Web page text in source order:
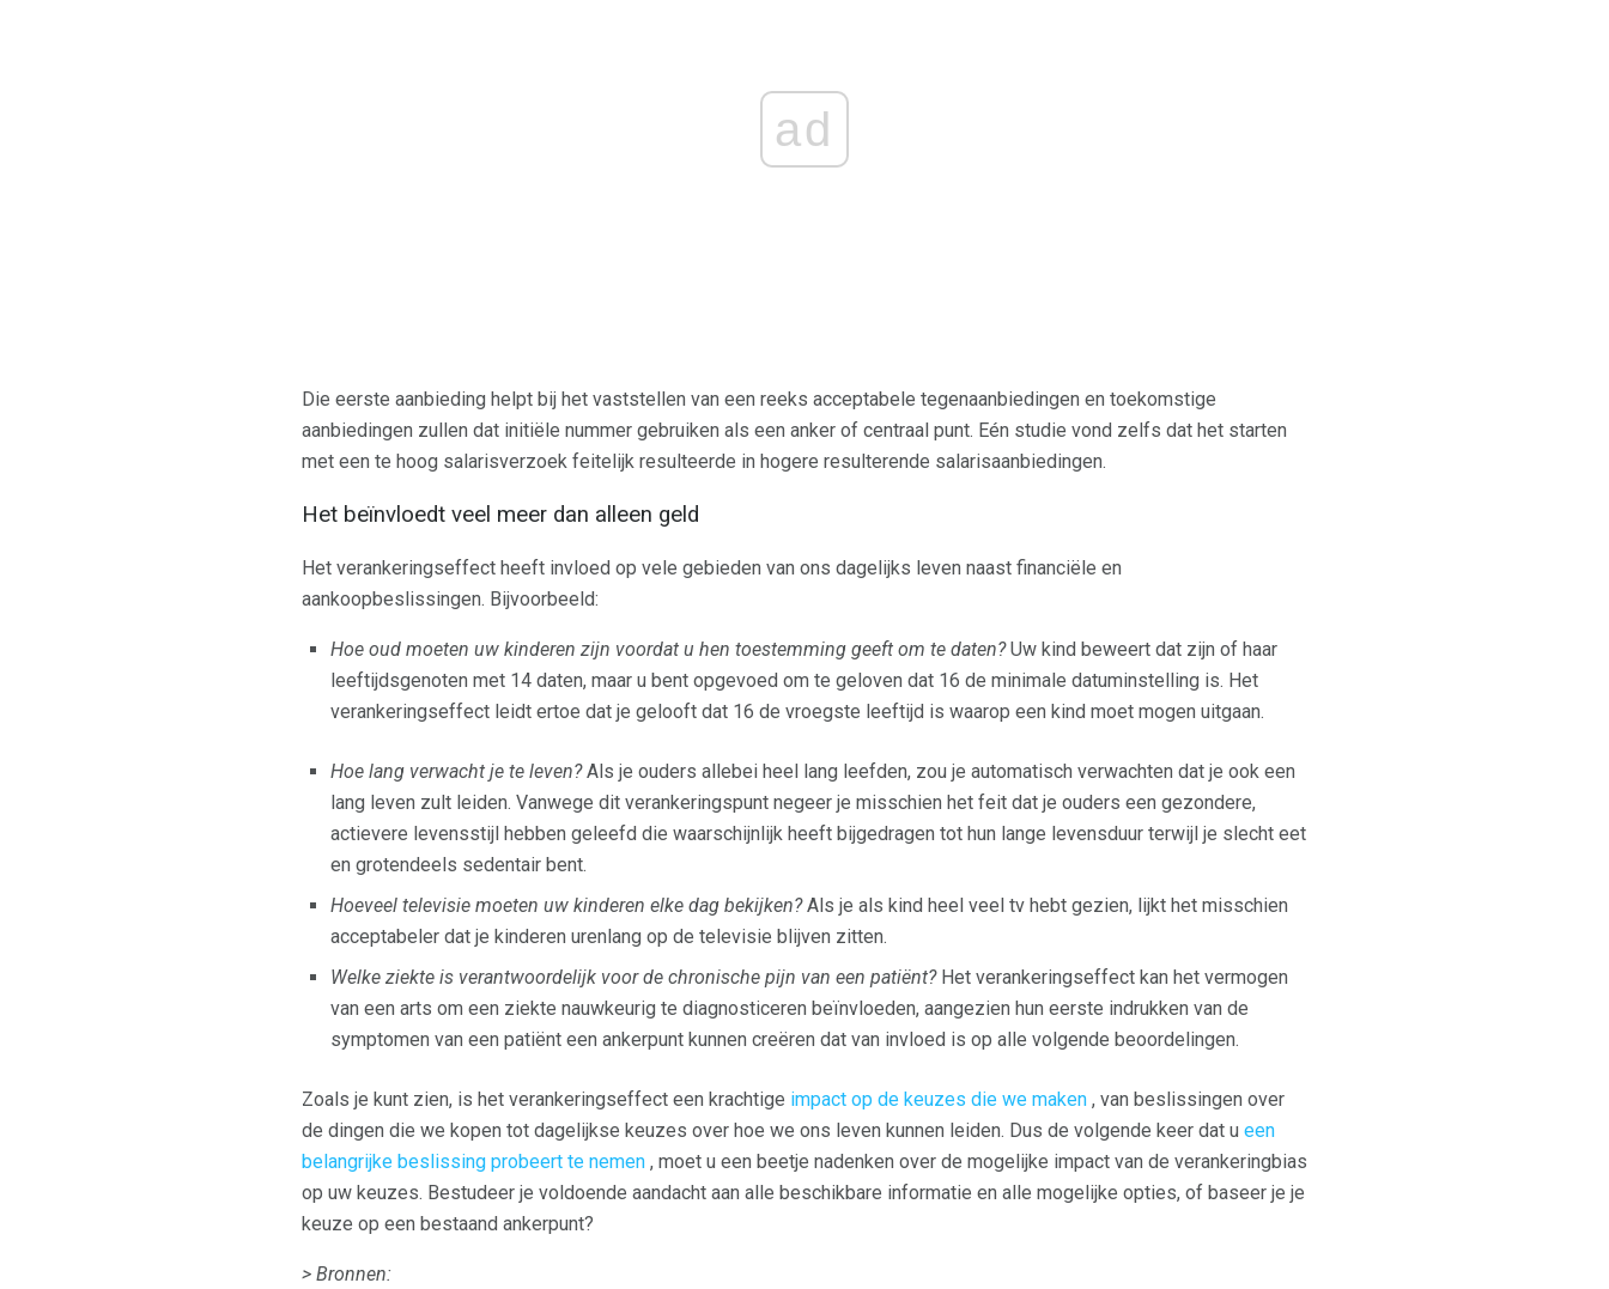
ad
Die eerste aanbieding helpt bij het vaststellen van een reeks acceptabele tegenaanbiedingen en toekomstige
aanbiedingen zullen dat initiële nummer gebruiken als een anker of centraal punt. Eén studie vond zelfs dat het starten
met een te hoog salarisverzoek feitelijk resulteerde in hogere resulterende salarisaanbiedingen.
Het beïnvloedt veel meer dan alleen geld
Het verankeringseffect heeft invloed op vele gebieden van ons dagelijks leven naast financiële en
aankoopbeslissingen. Bijvoorbeeld:
Hoe oud moeten uw kinderen zijn voordat u hen toestemming geeft om te daten?Uw kind beweert dat zijn of haar
leeftijdsgenoten met 14 daten, maar u bent opgevoed om te geloven dat 16 de minimale datuminstelling is. Het
verankeringseffect leidt ertoe dat je gelooft dat 16 de vroegste leeftijd is waarop een kind moet mogen uitgaan.
Hoe lang verwacht je te leven?Als je ouders allebei heel lang leefden, zou je automatisch verwachten dat je ook een
lang leven zult leiden. Vanwege dit verankeringspunt negeer je misschien het feit dat je ouders een gezondere,
actievere levensstijl hebben geleefd die waarschijnlijk heeft bijgedragen tot hun lange levensduur terwijl je slecht eet
en grotendeels sedentair bent.
Hoeveel televisie moeten uw kinderen elke dag bekijken?Als je als kind heel veel tv hebt gezien, lijkt het misschien
acceptabeler dat je kinderen urenlang op de televisie blijven zitten.
Welke ziekte is verantwoordelijk voor de chronische pijn van een patiënt?Het verankeringseffect kan het vermogen
van een arts om een ​​ziekte nauwkeurig te diagnosticeren beïnvloeden, aangezien hun eerste indrukken van de
symptomen van een patiënt een ankerpunt kunnen creëren dat van invloed is op alle volgende beoordelingen.
Zoals je kunt zien, is het verankeringseffect een krachtige impact op de keuzes die we maken , van beslissingen over
de dingen die we kopen tot dagelijkse keuzes over hoe we ons leven kunnen leiden. Dus de volgende keer dat u een
belangrijke beslissing probeert te nemen , moet u een beetje nadenken over de mogelijke impact van de verankeringbias
op uw keuzes. Bestudeer je voldoende aandacht aan alle beschikbare informatie en alle mogelijke opties, of baseer je je
keuze op een bestaand ankerpunt?
> Bronnen: